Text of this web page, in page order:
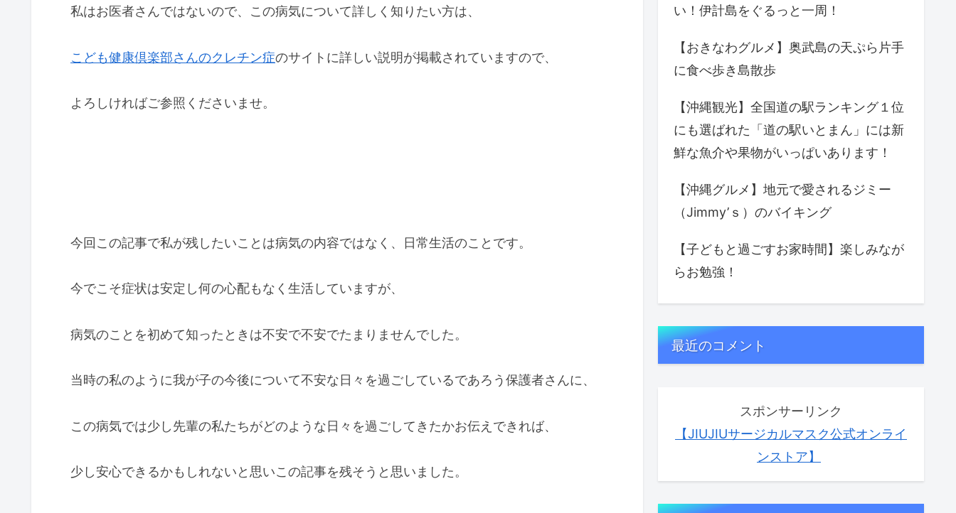
私はお医者さんではないので、この病気について詳しく知りたい方は、
こども健康倶楽部さんのクレチン症のサイトに詳しい説明が掲載されていますので、
よろしければご参照くださいませ。
今回この記事で私が残したいことは病気の内容ではなく、日常生活のことです。
今でこそ症状は安定し何の心配もなく生活していますが、
病気のことを初めて知ったときは不安で不安でたまりませんでした。
当時の私のように我が子の今後について不安な日々を過ごしているであろう保護者さんに、
この病気では少し先輩の私たちがどのような日々を過ごしてきたかお伝えできれば、
少し安心できるかもしれないと思いこの記事を残そうと思いました。
い！伊計島をぐるっと一周！
【おきなわグルメ】奥武島の天ぷら片手
に食べ歩き島散歩
【沖縄観光】全国道の駅ランキング１位
にも選ばれた「道の駅いとまん」には新
鮮な魚介や果物がいっぱいあります！
【沖縄グルメ】地元で愛されるジミー
（Jimmy’ｓ）のバイキング
【子どもと過ごすお家時間】楽しみなが
らお勉強！
最近のコメント
スポンサーリンク
【JIUJIUサージカルマスク公式オンライ
ンストア】